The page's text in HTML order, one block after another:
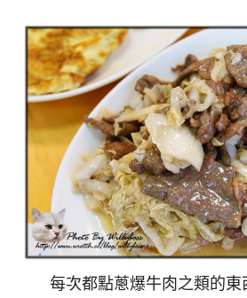
每次都點蔥爆牛肉之類的東